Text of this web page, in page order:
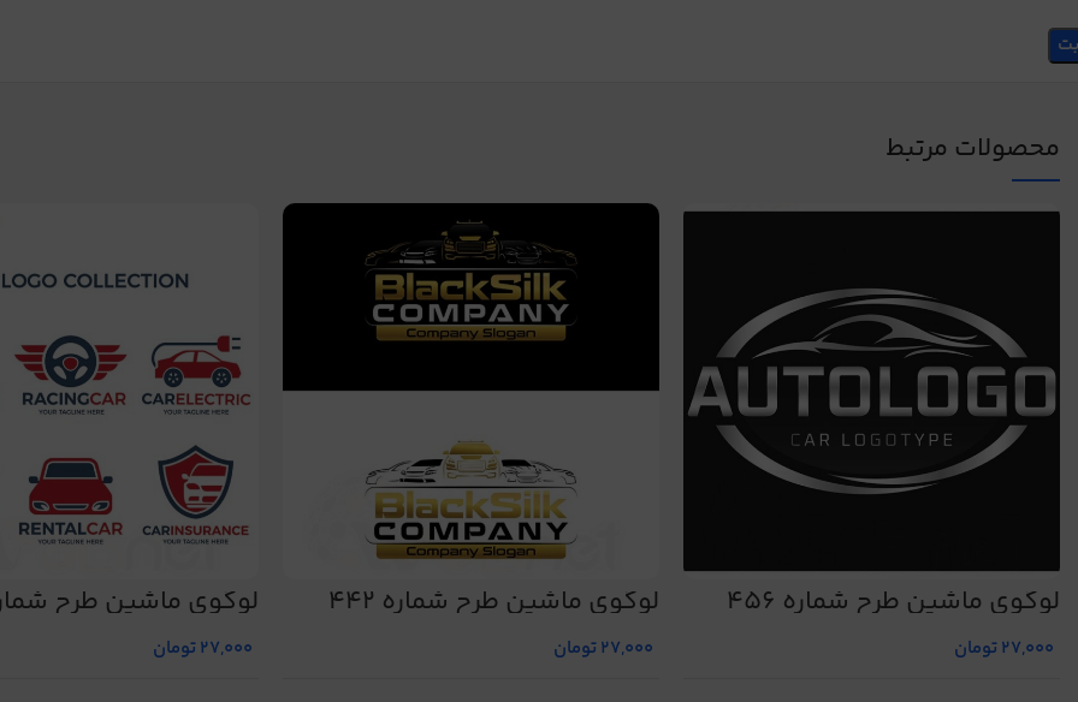
محصولات مرتبط
لوگوی ماشین طرح شماره 456
27,000تومان
لوگوی ماشین طرح شماره 442
27,000تومان
لوگوی ماشین طرح شماره
27,000تومان